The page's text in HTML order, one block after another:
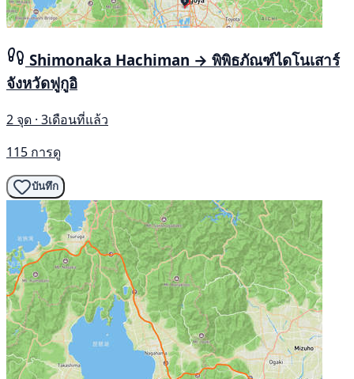
Shimonaka Hachiman → พิพิธภัณฑ์ไดโนเสาร์
จังหวัดฟูกูอิ
2 จุด · 3เดือนที่แล้ว
115 การดู
บันทึก